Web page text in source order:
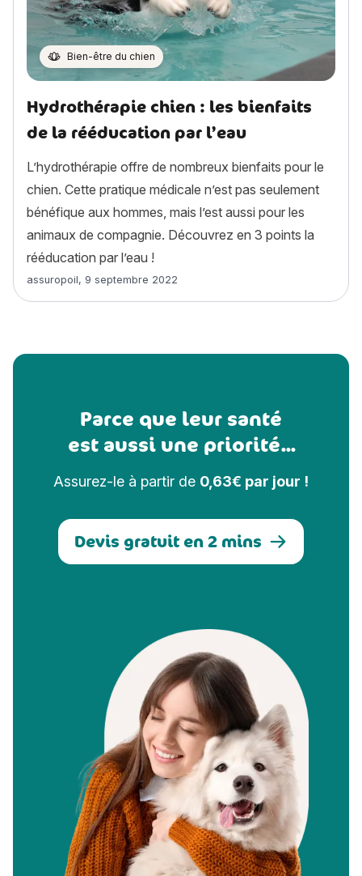
Bien-être du chien
Hydrothérapie chien : les bienfaits
de la rééducation par l’eau
L’hydrothérapie offre de nombreux bienfaits pour le
chien. Cette pratique médicale n’est pas seulement
bénéfique aux hommes, mais l’est aussi pour les
animaux de compagnie. Découvrez en 3 points la
rééducation par l’eau !
Article rédigé par
assuropoil, 9 septembre 2022
Parce que leur santé
est aussi une priorité...
Assurez-le à partir de 0,63€ par jour !
Devis gratuit en 2 mins